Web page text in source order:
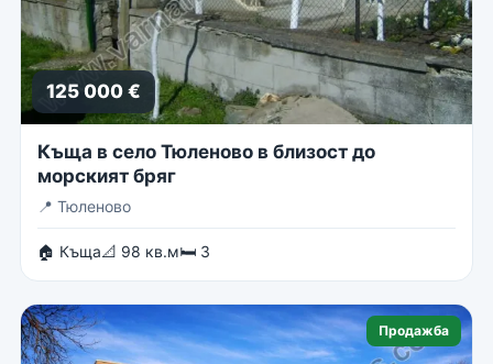
125 000 €
Къща в село Тюленово в близост до
морският бряг
📍 Тюленово
🏠 Къща📐 98 кв.м🛏 3
Продажба